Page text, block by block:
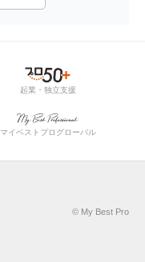
起業・独立支援
マイベストプログローバル
© My Best Pro